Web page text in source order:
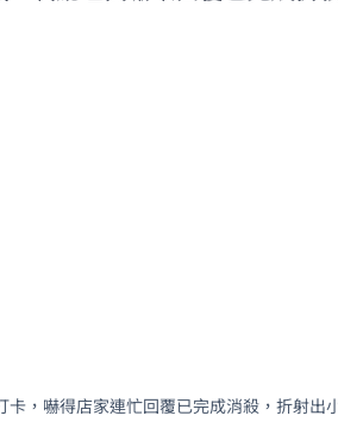
，嚇得店家連忙回覆已完成消殺，折射出